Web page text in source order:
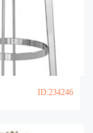
ID:234246